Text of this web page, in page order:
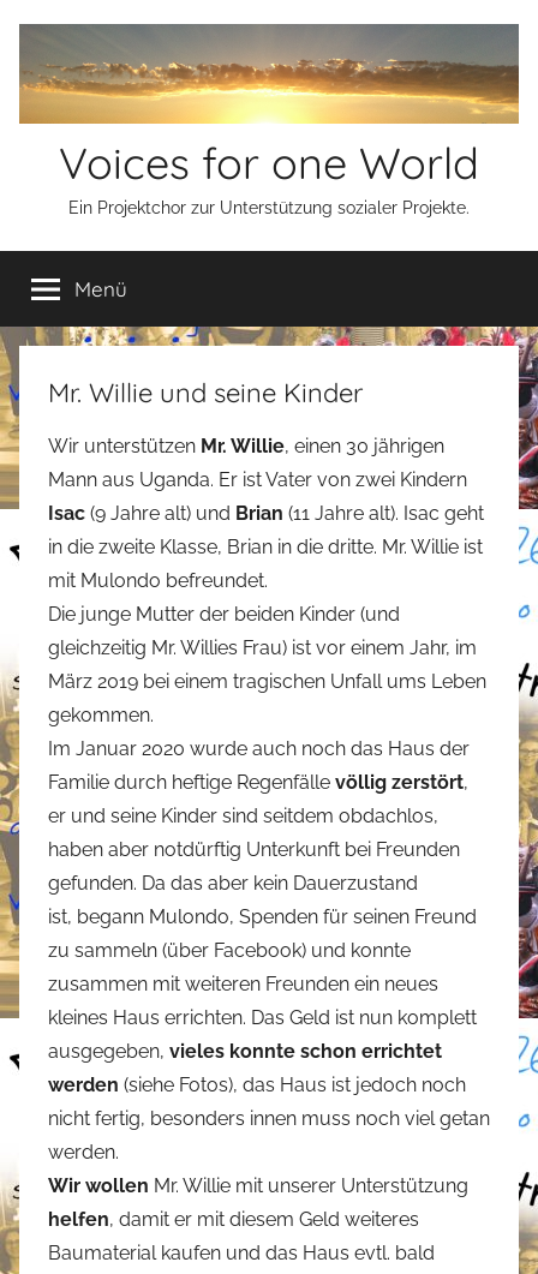
springen
Voices for one World
Ein Projektchor zur Unterstützung sozialer Projekte.
Menü
Mr. Willie und seine Kinder
Wir unterstützen Mr. Willie, einen 30 jährigen
Mann aus Uganda. Er ist Vater von zwei Kindern
Isac (9 Jahre alt) und Brian (11 Jahre alt). Isac geht
in die zweite Klasse, Brian in die dritte. Mr. Willie ist
mit Mulondo befreundet.
Die junge Mutter der beiden Kinder (und
gleichzeitig Mr. Willies Frau) ist vor einem Jahr, im
März 2019 bei einem tragischen Unfall ums Leben
gekommen.
Im Januar 2020 wurde auch noch das Haus der
Familie durch heftige Regenfälle völlig zerstört,
er und seine Kinder sind seitdem obdachlos,
haben aber notdürftig Unterkunft bei Freunden
gefunden. Da das aber kein Dauerzustand
ist, begann Mulondo, Spenden für seinen Freund
zu sammeln (über Facebook) und konnte
zusammen mit weiteren Freunden ein neues
kleines Haus errichten. Das Geld ist nun komplett
ausgegeben, vieles konnte schon errichtet
werden (siehe Fotos), das Haus ist jedoch noch
nicht fertig, besonders innen muss noch viel getan
werden.
Wir wollen Mr. Willie mit unserer Unterstützung
helfen, damit er mit diesem Geld weiteres
Baumaterial kaufen und das Haus evtl. bald